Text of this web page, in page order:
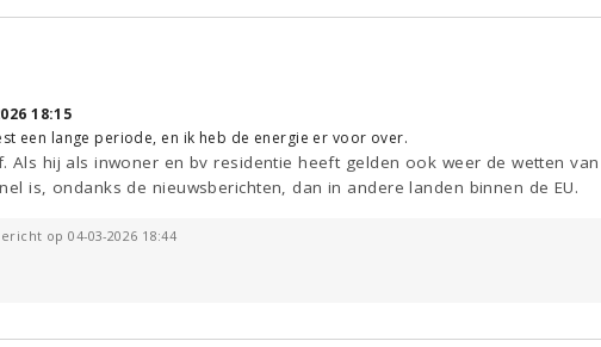
18:15
een lange periode, en ik heb de energie er voor over.
Als hij als inwoner en bv residentie heeft gelden ook weer de wetten
is, ondanks de nieuwsberichten, dan in andere landen binnen de EU.
op 04-03-2026 18:44